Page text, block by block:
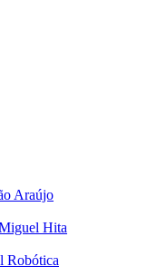
Araújo
Hita
Robótica